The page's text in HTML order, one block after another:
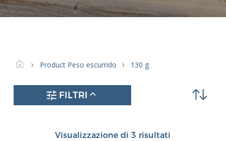
Product Peso escurrido 130 g
FILTRI
Visualizzazione di 3 risultati
212 ml
(25)
314 ml(4)